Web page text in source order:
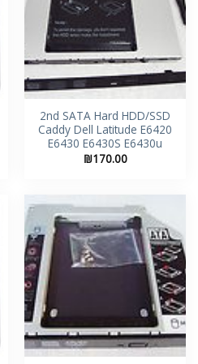
2nd SATA Hard HDD/SSD
Caddy Dell Latitude E6420
E6430 E6430S E6430u
₪170.00